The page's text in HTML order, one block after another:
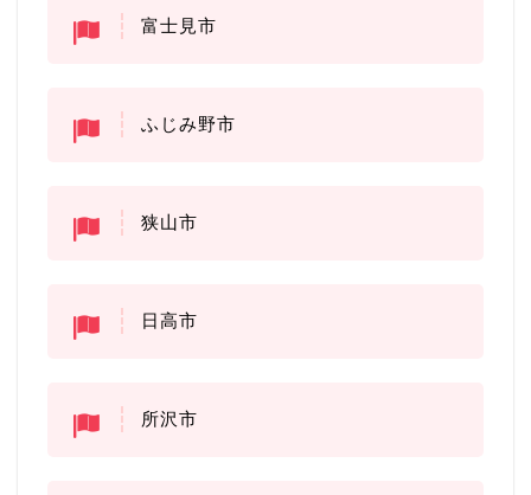
富士見市
ふじみ野市
狭山市
日高市
所沢市